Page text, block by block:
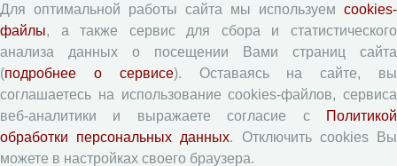
Авторам
Правила для авторов
Типовой лицензионный договор
Согласие на обработку персональных данных
Авторские права
Для оптимальной работы сайта мы используем cookies-
файлы, а также сервис для сбора и статистического
анализа данных о посещении Вами страниц сайта
(подробнее о сервисе). Оставаясь на сайте, вы
соглашаетесь на использование cookies-файлов, сервиса
веб-аналитики и выражаете согласие с
Политикой
обработки персональных данных. Отключить cookies Вы
можете в настройках своего браузера.